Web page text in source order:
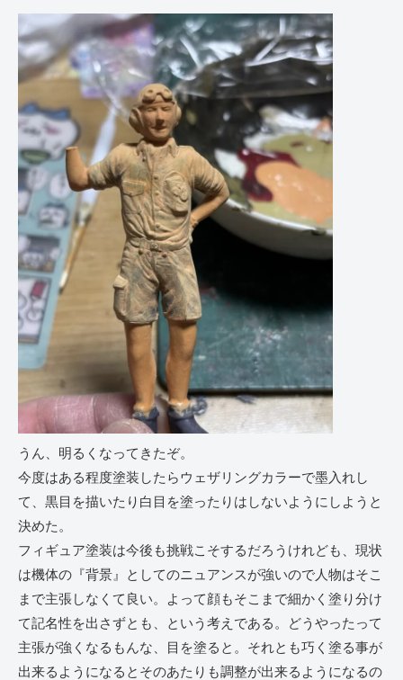
うん、明るくなってきたぞ。
今度はある程度塗装したらウェザリングカラーで墨入れし
て、黒目を描いたり白目を塗ったりはしないようにしようと
決めた。
フィギュア塗装は今後も挑戦こそするだろうけれども、現状
は機体の『背景』としてのニュアンスが強いので人物はそこ
まで主張しなくて良い。よって顔もそこまで細かく塗り分け
て記名性を出さずとも、という考えである。どうやったって
主張が強くなるもんな、目を塗ると。それとも巧く塗る事が
出来るようになるとそのあたりも調整が出来るようになるの